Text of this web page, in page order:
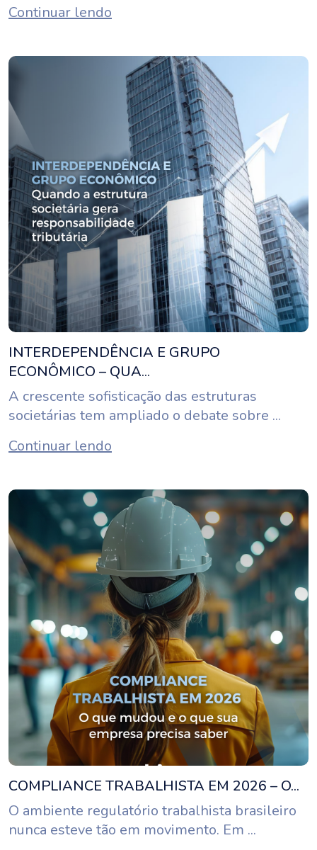
Continuar lendo
INTERDEPENDÊNCIA E GRUPO
ECONÔMICO – QUA...
A crescente sofisticação das estruturas
societárias tem ampliado o debate sobre ...
Continuar lendo
COMPLIANCE TRABALHISTA EM 2026 – O...
O ambiente regulatório trabalhista brasileiro
nunca esteve tão em movimento. Em ...